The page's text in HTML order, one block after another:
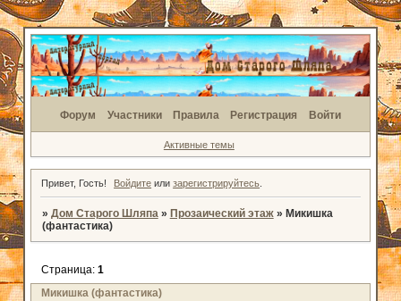
Форум Участники Правила Регистрация Войти
Активные темы
Привет, Гость! Войдите илизарегистрируйтесь
» Дом Старого Шляпа » Прозаический этаж » Микишка
(фантастика)
Микишка (фантастика)
Страница: 1